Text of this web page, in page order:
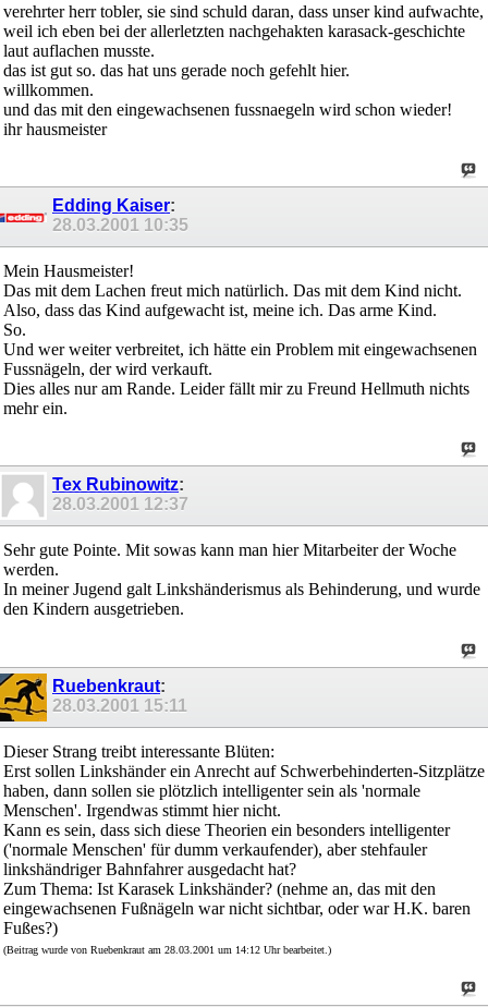
verehrter herr tobler, sie sind schuld daran, dass unser kind aufwachte,
weil ich eben bei der allerletzten nachgehakten karasack-geschichte
laut auflachen musste.
das ist gut so. das hat uns gerade noch gefehlt hier.
willkommen.
und das mit den eingewachsenen fussnaegeln wird schon wieder!
ihr hausmeister
Edding Kaiser:
28.03.2001 10:35
Mein Hausmeister!
Das mit dem Lachen freut mich natürlich. Das mit dem Kind nicht.
Also, dass das Kind aufgewacht ist, meine ich. Das arme Kind.
So.
Und wer weiter verbreitet, ich hätte ein Problem mit eingewachsenen
Fussnägeln, der wird verkauft.
Dies alles nur am Rande. Leider fällt mir zu Freund Hellmuth nichts
mehr ein.
Tex Rubinowitz:
28.03.2001 12:37
Sehr gute Pointe. Mit sowas kann man hier Mitarbeiter der Woche
werden.
In meiner Jugend galt Linkshänderismus als Behinderung, und wurde
den Kindern ausgetrieben.
Ruebenkraut:
28.03.2001 15:11
Dieser Strang treibt interessante Blüten:
Erst sollen Linkshänder ein Anrecht auf Schwerbehinderten-Sitzplätze
haben, dann sollen sie plötzlich intelligenter sein als 'normale
Menschen'. Irgendwas stimmt hier nicht.
Kann es sein, dass sich diese Theorien ein besonders intelligenter
('normale Menschen' für dumm verkaufender), aber stehfauler
linkshändriger Bahnfahrer ausgedacht hat?
Zum Thema: Ist Karasek Linkshänder? (nehme an, das mit den
eingewachsenen Fußnägeln war nicht sichtbar, oder war H.K. baren
Fußes?)
(Beitrag wurde von Ruebenkraut am 28.03.2001 um 14:12 Uhr bearbeitet.)